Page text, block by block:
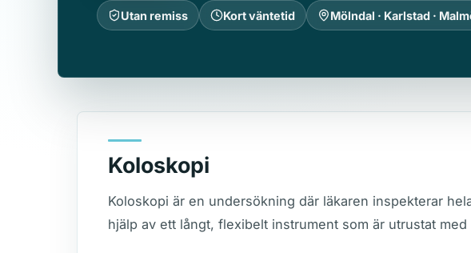
Utan remiss Kort väntetid Mölndal · Karlstad ·
Koloskopi
Koloskopi är en undersökning där läkaren inspekterar
hjälp av ett långt, flexibelt instrument som är utrustat med